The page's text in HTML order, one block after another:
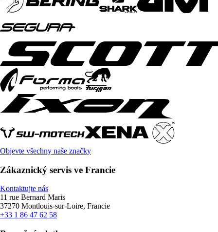
Objevte všechny naše značky
Zákaznický servis ve Francie
Kontaktujte nás
11 rue Bernard Maris
37270 Montlouis-sur-Loire, Francie
+33 1 86 47 62 58